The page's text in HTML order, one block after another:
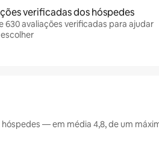
verificadas dos hóspedes
630 avaliações verificadas para ajudar
— em média 4,8, de um